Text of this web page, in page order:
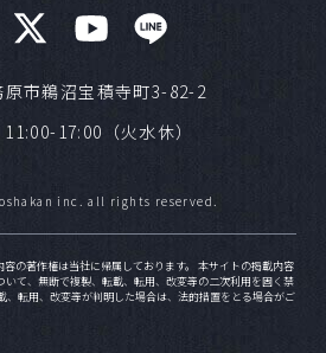
す。また、営業日の前日でもご
。ご予約日が近い場合はお電話
ださい。
だけでもフェアを利用できます
婦のご要望に合わせたフェア
原市鵜沼宝積寺町3-82-2
17:00（火水休）
inc. all rights reserved.
の著作権は当社に帰属しております。 本サイトの掲載内容
いて、無断で複製、転載、転用、改変等の二次利用を固く禁
、転用、改変等が判明した場合は、法的措置をとる場合がご